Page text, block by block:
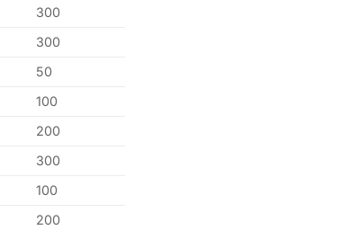
300
300
50
100
200
300
100
200